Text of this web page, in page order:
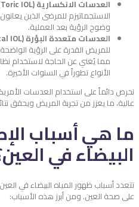
العدسات الانكسارية (Toric IOL
الاستجماتيزم للمرضى الذين
وضوح الرؤية بعد العملية.
العدسات متعددة البؤرة (Multifocal IOL
للمريض القدرة على الرؤية
مما يُغني عن الحاجة لاستخدام
الأنواع تطوراً في السنوات الأخيرة.
نحرص دائماً على استخدام العدسات
عالية، ما يعزز من تجربة المريض ويحقق
ما هي أسباب
البيضاء في
تتعدد أسباب ظهور المياه البيضاء في
على صحة العين. ومن أبرز هذه الأسباب: